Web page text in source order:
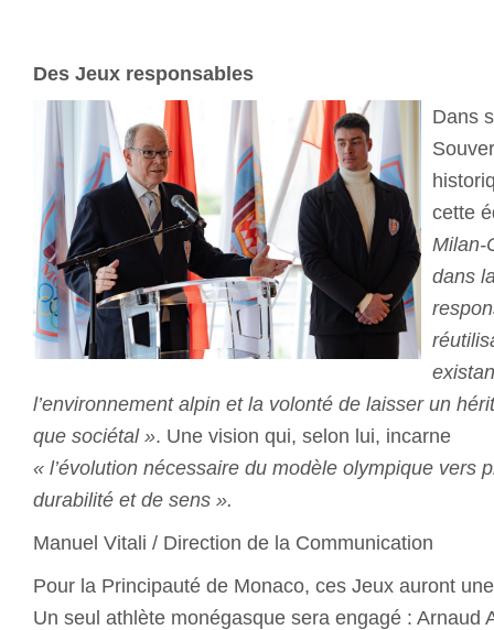
Des Jeux responsables
Dans
cette
Milan-
dans
l’environnement alpin et la volonté de laisser un
que sociétal ». Une vision qui, selon lui, incarne
« l’évolution nécessaire du modèle olympique vers
durabilité et de sens ».
Manuel Vitali / Direction de la Communication
Pour la Principauté de Monaco, ces Jeux auront
Un seul athlète monégasque sera engagé : Arnaud